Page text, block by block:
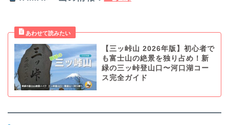
【三ッ峠山 2026年版】初心者で
も富士山の絶景を独り占め！新
緑の三ッ峠登山口〜河口湖コー
ス完全ガイド